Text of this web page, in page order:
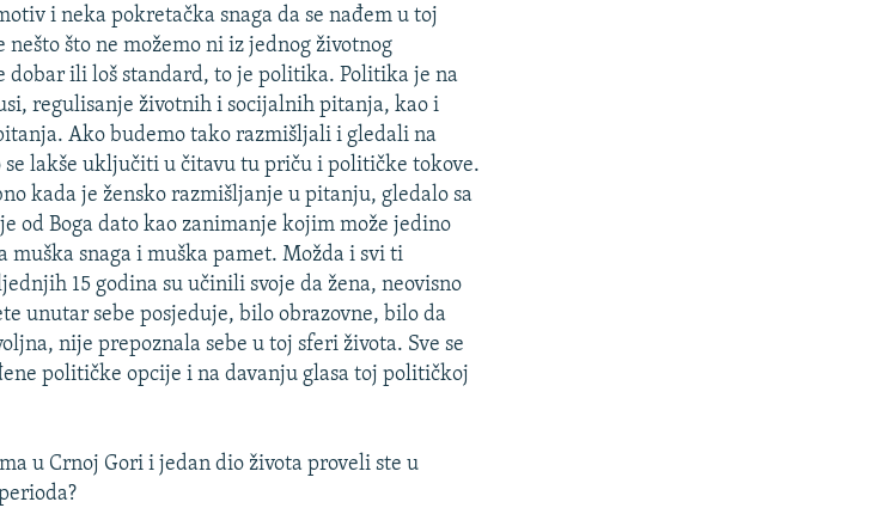
i neka pokretačka snaga da se nađem u toj
što ne možemo ni iz jednog životnog
dobar ili loš standard, to je politika. Politika je na
regulisanje životnih i socijalnih pitanja, kao i
Ako budemo tako razmišljali i gledali na
lakše uključiti u čitavu tu priču i političke tokove.
kada je žensko razmišljanje u pitanju, gledalo sa
od Boga dato kao zanimanje kojim može jedino
muška snaga i muška pamet. Možda i svi ti
15 godina su učinili svoje da žena, neovisno
unutar sebe posjeduje, bilo obrazovne, bilo da
nije prepoznala sebe u toj sferi života. Sve se
političke opcije i na davanju glasa toj političkoj
u Crnoj Gori i jedan dio života proveli ste u